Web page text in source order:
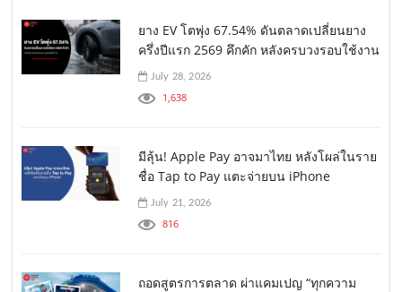
ยาง EV โตพุ่ง 67.54% ดันตลาดเปลี่ยนยาง
ครึ่งปีแรก 2569 คึกคัก หลังครบวงรอบใช้งาน
July 28, 2026
1,638
มีลุ้น! Apple Pay อาจมาไทย หลังโผล่ในราย
ชื่อ Tap to Pay แตะจ่ายบน iPhone
July 21, 2026
816
ถอดสูตรการตลาด ผ่าแคมเปญ “ทุกความ